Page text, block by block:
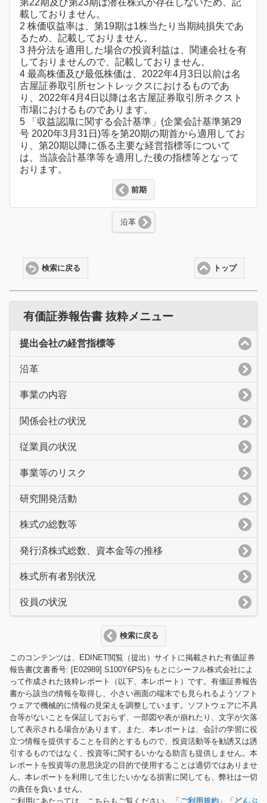
第22期及び第23期は潜在株式が存在しないため、記
載しておりません。
2 株価収益率は、第19期は1株当たり当期純損失であ
るため、記載しておりません。
3 持分法を適用した場合の投資利益は、関連会社を有
しておりませんので、記載しておりません。
4 最高株価及び最低株価は、2022年4月3日以前は名
古屋証券取引所セントレックスにおけるものであ
り、2022年4月4日以降は名古屋証券取引所ネクスト
市場におけるものであります。
5 「収益認識に関する会計基準」(企業会計基準第29
号 2020年3月31日)等を第20期の期首から適用してお
り、第20期以降に係る主要な経営指標等について
は、当該会計基準等を適用した後の指標等となって
おります。
前期
沿革
トップ
検索に戻る
有価証券報告書 抜粋メニュー
提出会社の経営指標等
沿革
事業の内容
関係会社の状況
従業員の状況
事業等のリスク
研究開発活動
株式の総数等
発行済株式総数、資本金等の推移
株式所有者別状況
役員の状況
検索に戻る
このコンテンツは、EDINET閲覧（提出）サイトに掲載された有価証券
報告書(文書番号: [E02989] S100Y6PS)をもとにシーフル株式会社によ
って作成された抜粋レポート（以下、本レポート）です。有価証券報告
書から該当の情報を取得し、小さい画面の端末でも見られるようソフト
ウェアで機械的に情報の見栄えを調整しています。ソフトウェアに不具
合等がないことを保証しておらず、一部図や表が崩れたり、文字が欠落
して表示される場合があります。また、本レポートは、会計の学習に役
立つ情報を提供することを目的とするもので、投資活動等を勧誘又は誘
引するものではなく、投資等に関するいかなる助言も提供しません。本
レポートを投資等の意思決定の目的で使用することは適切ではありませ
ん。本レポートを利用して生じたいかなる損害に関しても、弊社は一切
の責任を負いません。
ご利用にあたっては、こちらもご覧ください。「 ご利用規約 」「 どんぶ